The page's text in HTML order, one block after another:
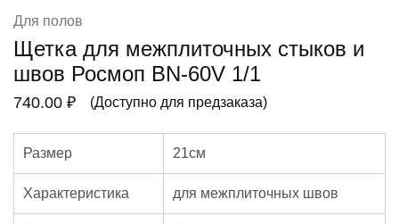
Для полов
Щетка для межплиточных стыков и
швов Росмоп BN-60V 1/1
740.00 ₽ (Доступно для предзаказа)
Размер 21см
Характеристика для межплиточных швов